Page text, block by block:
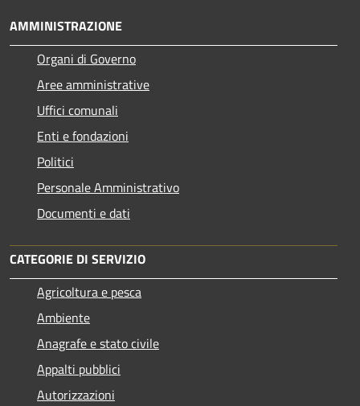
AMMINISTRAZIONE
Organi di Governo
Aree amministrative
Uffici comunali
Enti e fondazioni
Politici
Personale Amministrativo
Documenti e dati
CATEGORIE DI SERVIZIO
Agricoltura e pesca
Ambiente
Anagrafe e stato civile
Appalti pubblici
Autorizzazioni